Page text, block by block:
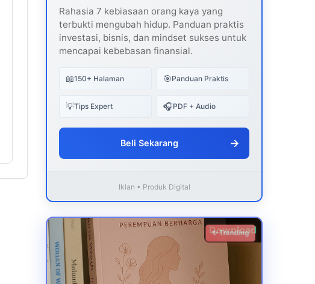
Rahasia 7 kebiasaan orang kaya yang
terbukti mengubah hidup. Panduan praktis
investasi, bisnis, dan mindset sukses untuk
mencapai kebebasan finansial.
📖150+ Halaman 🎯Panduan Praktis
💡Tips Expert 🎧PDF + Audio
Beli Sekarang →
Iklan • Produk Digital
Download
✨ Trending